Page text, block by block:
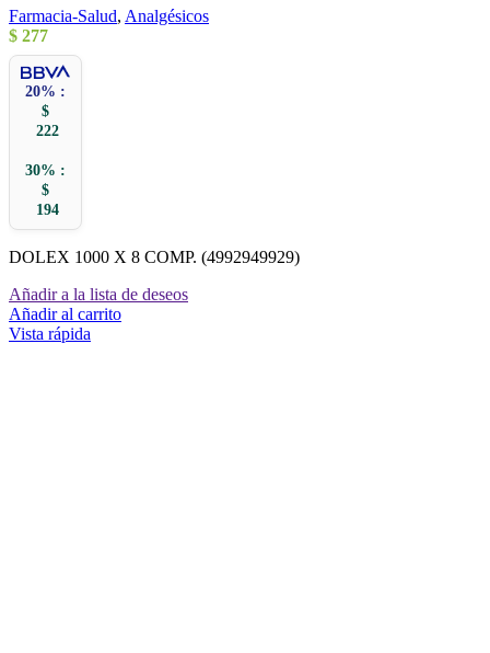
Farmacia-Salud, Analgésicos
$ 277
20% :
$
222
30% :
$
194
DOLEX 1000 X 8 COMP. (4992949929)
Añadir a la lista de deseos
Añadir al carrito
Vista rápida